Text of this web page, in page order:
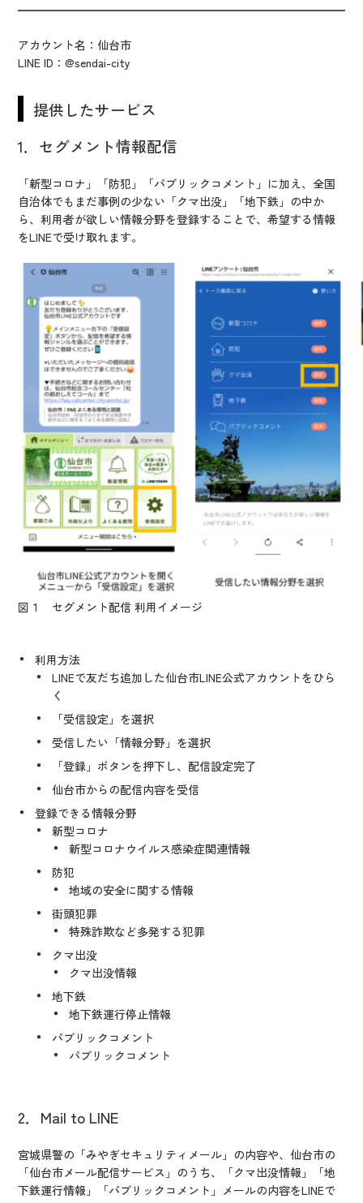
アカウント名：仙台市
LINE ID：@sendai-city
提供したサービス
1．セグメント情報配信
「新型コロナ」「防犯」「パブリックコメント」に加え、全国
自治体でもまだ事例の少ない「クマ出没」「地下鉄」の中か
ら、利用者が欲しい情報分野を登録することで、希望する情報
をLINEで受け取れます。
図１ セグメント配信 利用イメージ
利用方法
LINEで友だち追加した仙台市LINE公式アカウントをひら
く
「受信設定」を選択
受信したい「情報分野」を選択
「登録」ボタンを押下し、配信設定完了
仙台市からの配信内容を受信
登録できる情報分野
新型コロナ
新型コロナウイルス感染症関連情報
防犯
地域の安全に関する情報
街頭犯罪
特殊詐欺など多発する犯罪
クマ出没
クマ出没情報
地下鉄
地下鉄運行停止情報
パブリックコメント
パブリックコメント
2．Mail to LINE
宮城県警の「みやぎセキュリティメール」の内容や、仙台市の
「仙台市メール配信サービス」のうち、「クマ出没情報」「地
下鉄運行情報」「パブリックコメント」メールの内容をLINEで